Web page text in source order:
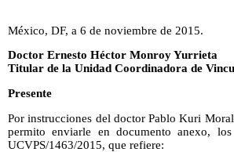
México, DF, a 6 de noviembre de 2015.
Doctor Ernesto Héctor Monroy Yurrieta
Titular de la Unidad Coordinadora de
Presente
Por instrucciones del doctor Pablo Kuri
permito enviarle en documento anexo,
UCVPS/1463/2015, que refiere: